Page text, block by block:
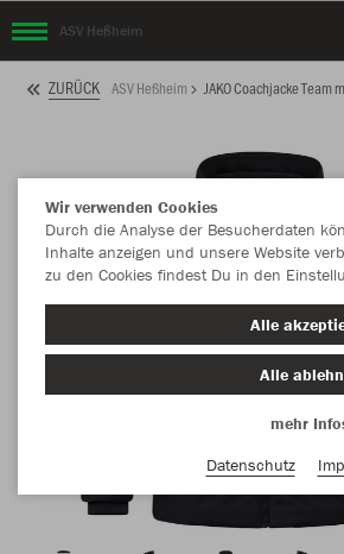
ASV Heßheim
ZURÜCK ASV Heßheim JAKO Coachjacke Team
Wir verwenden Cookies
Durch die Analyse der Besucherdaten
Inhalte anzeigen und unsere Website
zu den Cookies findest Du in den
Alle
Alle
mehr
Datenschutz